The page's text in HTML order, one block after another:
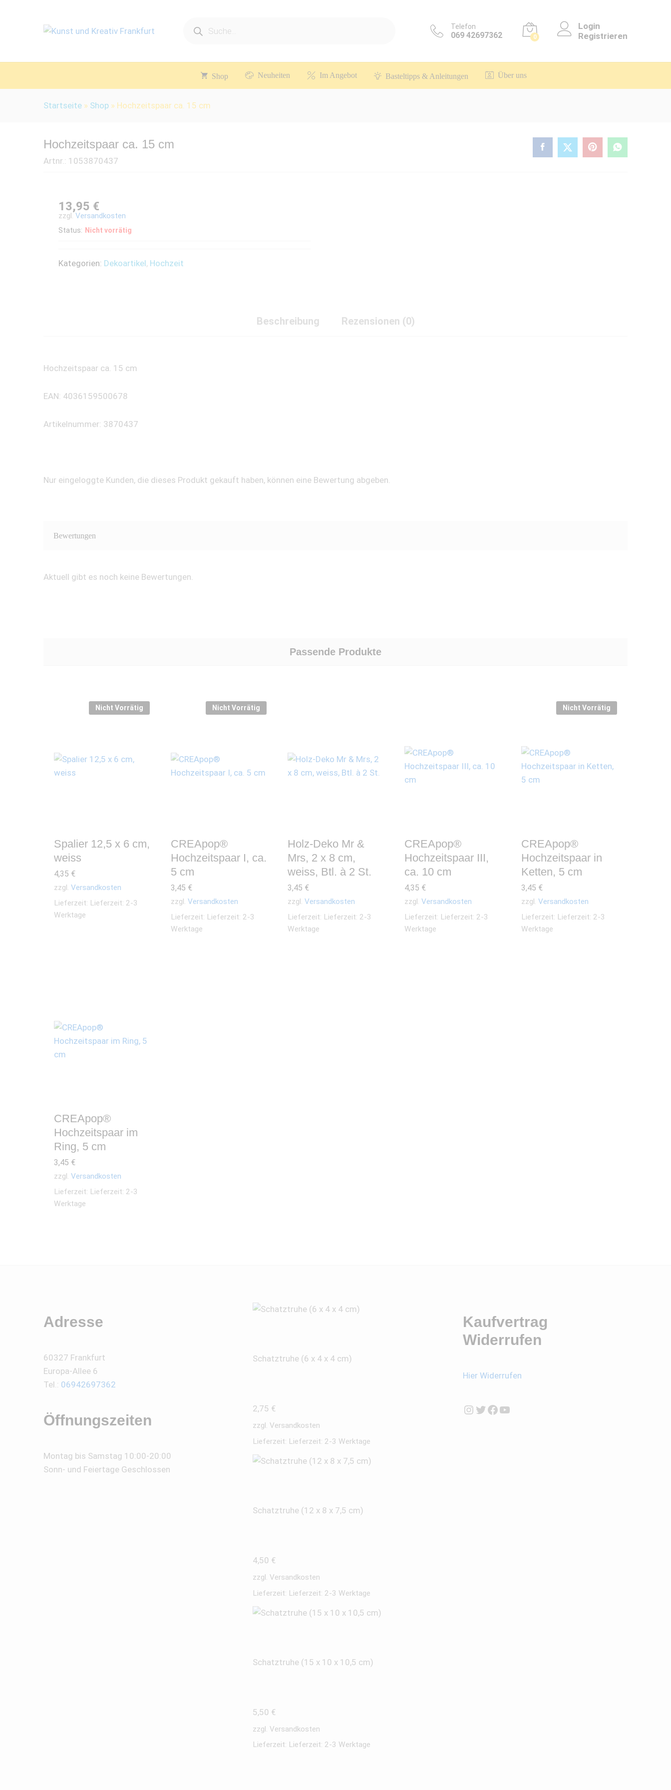
search
Telefon
069 42697362 0
Login
Registrieren
Shop Neuheiten Im Angebot Basteltipps & Anleitungen Über uns
Startseite » Shop » Hochzeitspaar ca. 15 cm
Hochzeitspaar ca. 15 cm
Artnr.: 1053870437
13,95 €
zzgl. Versandkosten
Status: Nicht vorrätig
Kategorien: Dekoartikel, Hochzeit
Beschreibung Rezensionen (0)
Hochzeitspaar ca. 15 cm
EAN: 4036159500678
Artikelnummer: 3870437
Nur eingeloggte Kunden, die dieses Produkt gekauft haben, können eine Bewertung abgeben.
Bewertungen
Aktuell gibt es noch keine Bewertungen.
Passende Produkte
Nicht Vorrätig
Spalier 12,5 x 6 cm,
weiss
4,35 €
zzgl. Versandkosten
Lieferzeit: Lieferzeit: 2-3
Werktage
Nicht Vorrätig
CREApop®
Hochzeitspaar I, ca.
5 cm
3,45 €
zzgl. Versandkosten
Lieferzeit: Lieferzeit: 2-3
Werktage
Holz-Deko Mr &
Mrs, 2 x 8 cm,
weiss, Btl. à 2 St.
3,45 €
zzgl. Versandkosten
Lieferzeit: Lieferzeit: 2-3
Werktage
CREApop®
Hochzeitspaar III,
ca. 10 cm
4,35 €
zzgl. Versandkosten
Lieferzeit: Lieferzeit: 2-3
Werktage
Nicht Vorrätig
CREApop®
Hochzeitspaar in
Ketten, 5 cm
3,45 €
zzgl. Versandkosten
Lieferzeit: Lieferzeit: 2-3
Werktage
CREApop®
Hochzeitspaar im
Ring, 5 cm
3,45 €
zzgl. Versandkosten
Lieferzeit: Lieferzeit: 2-3
Werktage
Adresse
60327 Frankfurt
Europa-Allee 6
Tel.: 06942697362
Öffnungszeiten
Montag bis Samstag 10:00-20:00
Sonn- und Feiertage Geschlossen
Schatztruhe (6 x 4 x 4 cm)
2,75 €
zzgl. Versandkosten
Lieferzeit: Lieferzeit: 2-3 Werktage
Schatztruhe (12 x 8 x 7,5 cm)
4,50 €
zzgl. Versandkosten
Lieferzeit: Lieferzeit: 2-3 Werktage
Schatztruhe (15 x 10 x 10,5 cm)
5,50 €
zzgl. Versandkosten
Lieferzeit: Lieferzeit: 2-3 Werktage
Kaufvertrag
Widerrufen
Hier Widerrufen
Instagram
Twitter
Facebook
YouTube